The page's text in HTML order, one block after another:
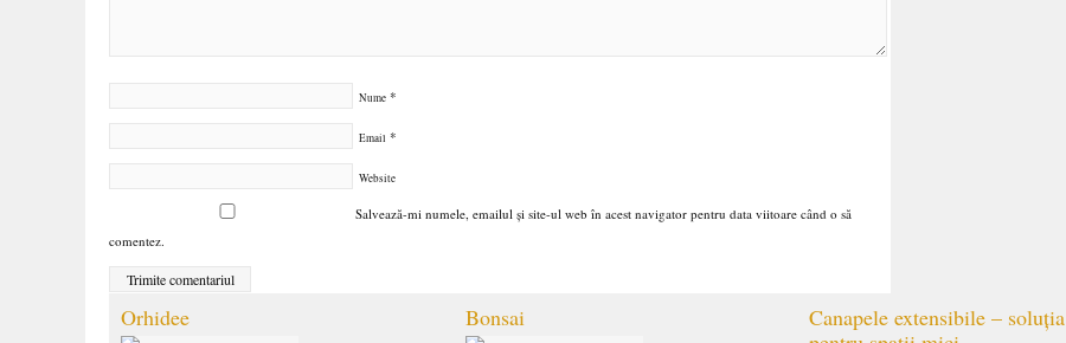
Nume *
Email *
Website
Salvează-mi numele, emailul și site-ul web în acest navigator pentru data viitoare când o să
comentez.
Orhidee Bonsai
Canapele extensibile – soluția